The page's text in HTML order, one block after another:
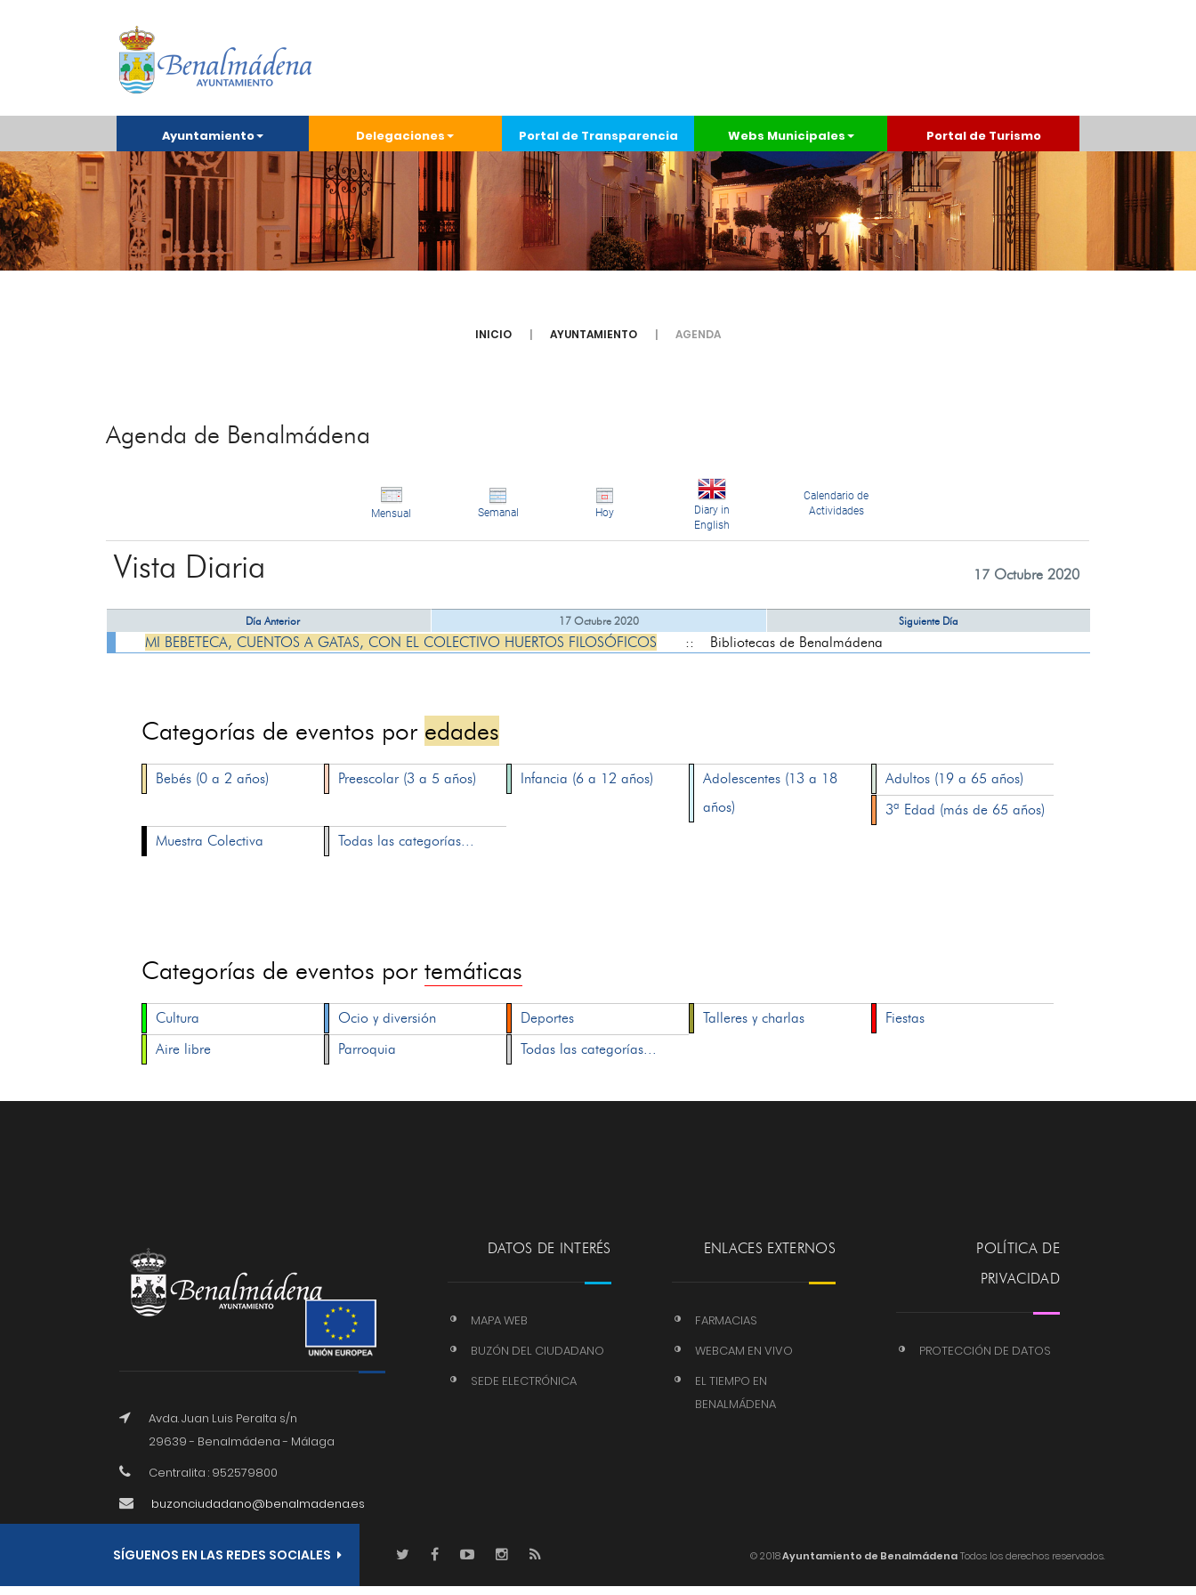
Ayuntamiento Delegaciones Portal de Transparencia Webs Municipales Portal de Turismo
INICIO AYUNTAMIENTO AGENDA
Agenda de Benalmádena
Mensual Semanal Hoy
Diary in
English
Calendario de
Actividades
Vista Diaria 17 Octubre 2020
Día Anterior 17 Octubre 2020 Siguiente Día
MI BEBETECA, CUENTOS A GATAS, CON EL COLECTIVO HUERTOS FILOSÓFICOS :: Bibliotecas de Benalmádena
Categorías de eventos por edades
Bebés (0 a 2 años) Preescolar (3 a 5 años) Infancia (6 a 12 años)
Adolescentes (13 a 18
años)
Adultos (19 a 65 años)
3ª Edad (más de 65 años)
Muestra Colectiva
Todas las categorías...
Categorías de eventos portemáticas
Cultura Ocio y diversión Deportes Talleres y charlas
Fiestas
Aire libre
Parroquia Todas las categorías...
Avda. Juan Luis Peralta s/n
29639 - Benalmádena - Málaga
Centralita : 952579800
buzonciudadano@benalmadena.es
DATOS DE INTERÉS
MAPA WEB
BUZÓN DEL CIUDADANO
SEDE ELECTRÓNICA
ENLACES EXTERNOS
FARMACIAS
WEBCAM EN VIVO
EL TIEMPO EN
BENALMÁDENA
POLÍTICA DE
PRIVACIDAD
PROTECCIÓN DE DATOS
SÍGUENOS EN LAS REDES SOCIALES © 2018Ayuntamiento de BenalmádenaTodos los derechos reservados.